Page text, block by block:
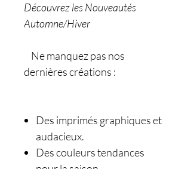
Découvrez les Nouveautés
Automne/Hiver
Ne manquez pas nos
dernières créations :
Des imprimés graphiques et
audacieux.
Des couleurs tendances